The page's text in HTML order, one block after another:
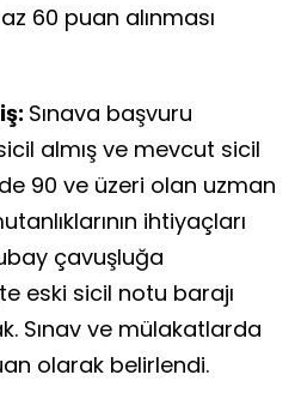
60 puan alınması
Sınava başvuru
almış ve mevcut sicil
90 ve üzeri olan uzman
ihtiyaçları
çavuşluğa
eski sicil notu barajı
Sınav ve mülakatlarda
olarak belirlendi.